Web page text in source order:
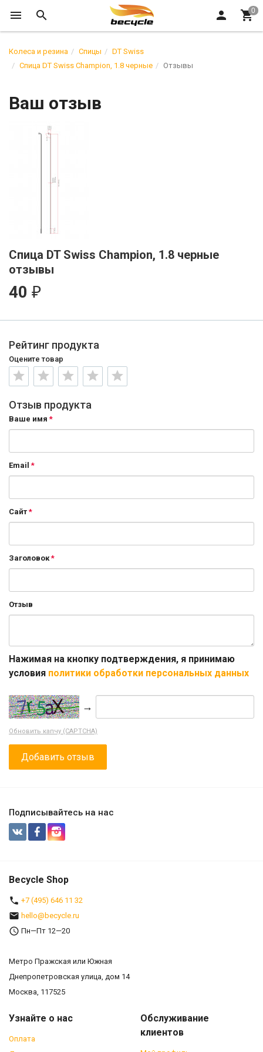
Колеса и резина Спицы
DT Swiss
Спица DT Swiss Champion, 1.8 черные
Отзывы
Ваш отзыв
Спица DT Swiss Champion, 1.8 черные
отзывы
40 ₽
Рейтинг продукта
Оцените товар
Отзыв продукта
Ваше имя
Email
Сайт
Заголовок
Отзыв
Нажимая на кнопку подтверждения, я принимаю
условия политики обработки персональных данных
→
Обновить капчу (CAPTCHA)
Подписывайтесь на нас
Becycle Shop
+7 (495) 646 11 32
hello@becycle.ru
Пн—Пт 12—20
Метро Пражская или Южная
Днепропетровская улица, дом 14
Москва, 117525
Узнайте о нас
Оплата
Обслуживание
клиентов